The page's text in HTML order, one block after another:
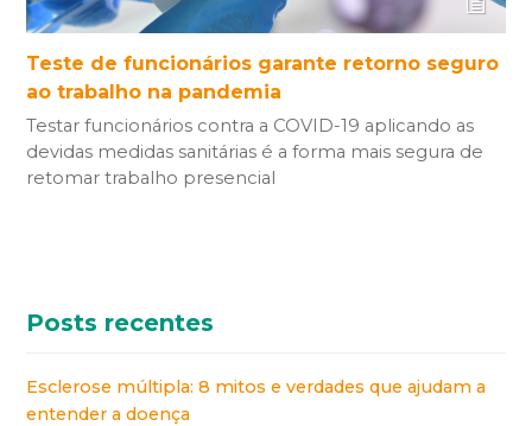
Teste de funcionários garante retorno seguro
ao trabalho na pandemia
Testar funcionários contra a COVID-19 aplicando as
devidas medidas sanitárias é a forma mais segura de
retomar trabalho presencial
Posts recentes
Esclerose múltipla: 8 mitos e verdades que ajudam a
entender a doença